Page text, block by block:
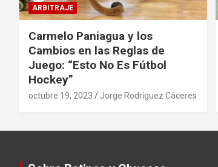
ARBITRAJE
Carmelo Paniagua y los
Cambios en las Reglas de
Juego: “Esto No Es Fútbol
Hockey”
octubre 19, 2023 Jorge Rodríguez Cáceres